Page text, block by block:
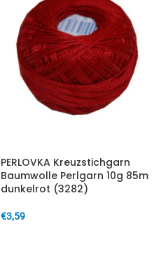
PERLOVKA Kreuzstichgarn
Baumwolle Perlgarn 10g 85m
dunkelrot (3282)
€3,59